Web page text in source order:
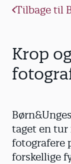
Tilbage til
Krop
taget en
fotografere
forskellige